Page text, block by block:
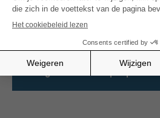
bevorderen ze hun fysieke,
welzijn tijdens hun behandeling.